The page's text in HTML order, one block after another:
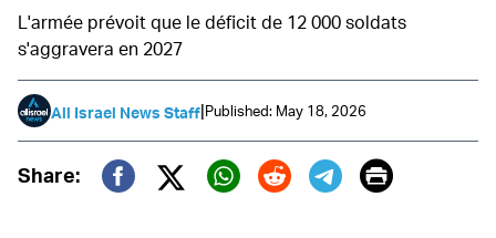
L'armée prévoit que le déficit de 12 000 soldats
s'aggravera en 2027
All Israel News Staff|Published: May 18, 2026
Share:
Twitter (X)
Print